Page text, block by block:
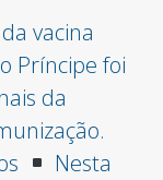
vacina
Príncipe foi
da
Nesta